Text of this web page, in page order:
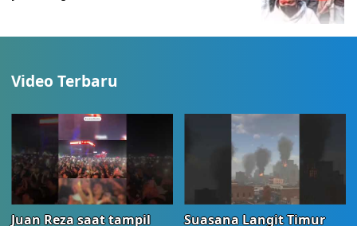
Video Terbaru
Juan Reza saat tampil
Suasana Langit Timur